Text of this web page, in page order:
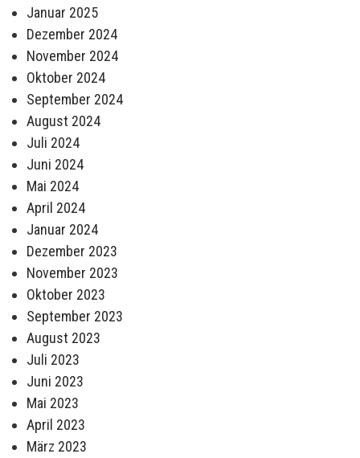
Januar 2025
Dezember 2024
November 2024
Oktober 2024
September 2024
August 2024
Juli 2024
Juni 2024
Mai 2024
April 2024
Januar 2024
Dezember 2023
November 2023
Oktober 2023
September 2023
August 2023
Juli 2023
Juni 2023
Mai 2023
April 2023
März 2023